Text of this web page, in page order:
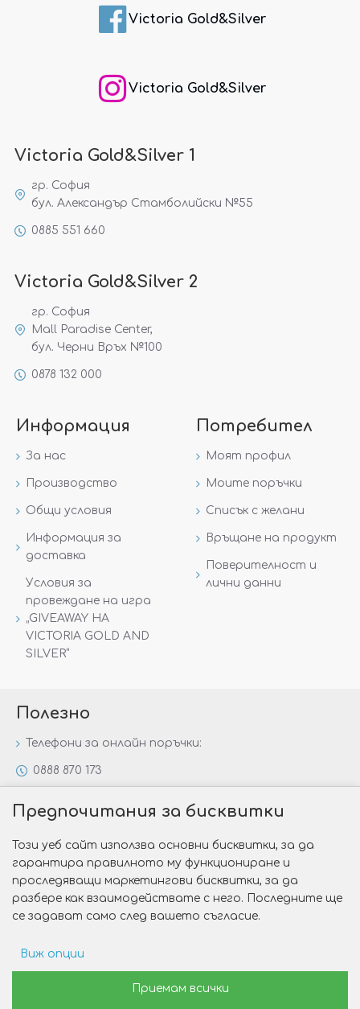
Victoria Gold&Silver
Victoria Gold&Silver
Victoria Gold&Silver 1
гр. София
бул. Александър Стамболийски №55
0885 551 660
Victoria Gold&Silver 2
гр. София
Mall Paradise Center,
бул. Черни Връх №100
0878 132 000
Информация
За нас
Производство
Общи условия
Информация за
доставка
Условия за
провеждане на игра
„GIVEAWAY НА
VICTORIA GOLD AND
SILVER“
Потребител
Моят профил
Моите поръчки
Списък с желани
Връщане на продукт
Поверителност и
лични данни
Полезно
Телефони за онлайн поръчки:
0888 870 173
Специални предложения
Защо да изберете Victoria Gold&Silver?
Как да изберем годежен пръстен?
Изработка на сайт от Web R Solution®
Предпочитания за бисквитки
Този уеб сайт използва основни бисквитки, за да
гарантира правилното му функциониране и
проследяващи маркетингови бисквитки, за да
разбере как взаимодействате с него. Последните ще
се задават само след вашето съгласие.
Виж опции
Рекламни предпочитанияПриемам всички